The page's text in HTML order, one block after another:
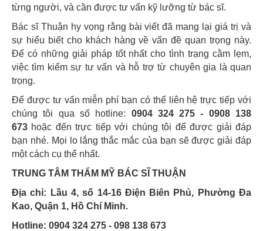
từng người, và cần được tư vấn kỹ lưỡng từ bác sĩ.
Bác sĩ Thuận hy vọng rằng bài viết đã mang lại giá trị và
sự hiểu biết cho khách hàng về vấn đề quan trọng này.
Để có những giải pháp tốt nhất cho tình trạng cằm lẹm,
việc tìm kiếm sự tư vấn và hỗ trợ từ chuyên gia là quan
trọng.
Để được tư vấn miễn phí bạn có thể liên hệ trực tiếp với
chúng tôi qua số hotline: 0904 324 275 - 0908 138
673 hoặc đến trực tiếp với chúng tôi để được giải đáp
bạn nhé. Mọi lo lắng thắc mắc của bạn sẽ được giải đáp
một cách cụ thể nhất.
TRUNG TÂM THẨM MỸ BÁC SĨ THUẬN
Địa chỉ: Lầu 4, số 14-16 Điện Biên Phủ, Phường Đa
Kao, Quận 1, Hồ Chí Minh.
Hotline: 0904 324 275 - 098 138 673